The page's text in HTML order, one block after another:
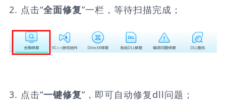
2. 点击“全面修复”一栏，等待扫描完成；
3. 点击“一键修复”，即可自动修复dll问题；